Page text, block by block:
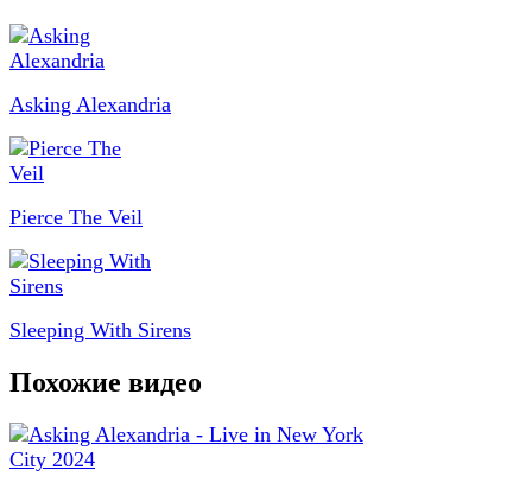
Asking Alexandria
Pierce The Veil
Sleeping With Sirens
Похожие видео